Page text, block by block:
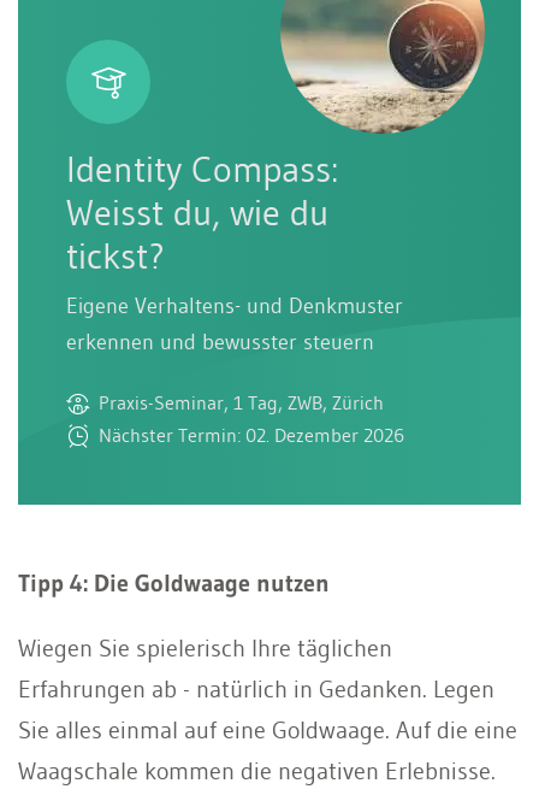
Identity Compass:
Weisst du, wie du
tickst?
Eigene Verhaltens- und Denkmuster
erkennen und bewusster steuern
Praxis-Seminar, 1 Tag, ZWB, Zürich
Nächster Termin: 02. Dezember 2026
Tipp 4: Die Goldwaage nutzen
Wiegen Sie spielerisch Ihre täglichen
Erfahrungen ab - natürlich in Gedanken. Legen
Sie alles einmal auf eine Goldwaage. Auf die eine
Waagschale kommen die negativen Erlebnisse.